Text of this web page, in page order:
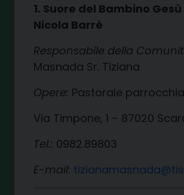
1. Suore del Bambino Gesù
Nicola Barrè
Responsabile della
Masnada Sr. Tiziana
Opere: Pastorale
Via Timpone, 1 – 87020
Tel.: 0982.89803
E-mail: